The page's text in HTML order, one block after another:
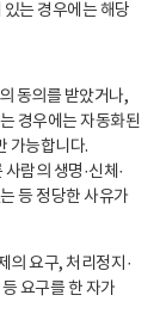
는 경우에는 해당
동의를 받았거나,
경우에는 자동화된
가능합니다.
람의 생명·신체·
등 정당한 사유가
의 요구, 처리정지·
요구를 한 자가